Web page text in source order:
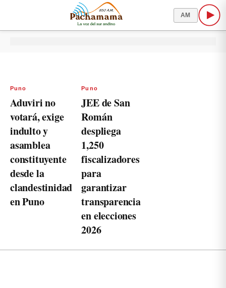
AM
Puno
Aduviri no
votará, exige
indulto y
asamblea
constituyente
desde la
clandestinidad
en Puno
Puno
JEE de San
Román
despliega
1,250
fiscalizadores
para
garantizar
transparencia
en elecciones
2026